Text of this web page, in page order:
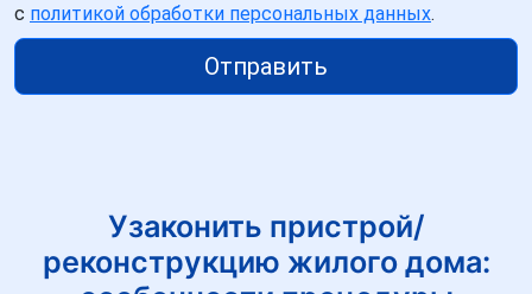
с политикой обработки персональных данных.
Отправить
Узаконить пристрой/
реконструкцию жилого дома: